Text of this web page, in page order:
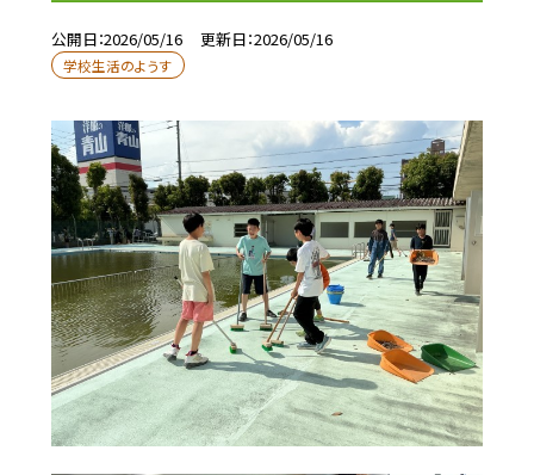
公開日 2026/05/16 更新日 2026/05/16
学校生活のようす